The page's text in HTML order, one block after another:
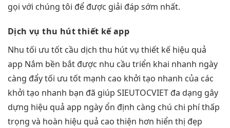
gọi với chúng tôi để được giải đáp sớm nhất.
Dịch vụthu hútthiết kế app
Nhu tối ưu tốt cầu dịch thu hútvụ thiết kế hiệu quả
app Nắm bền bắt được nhu cầu triển khai nhanh ngày
càng đẩytối ưu tốt mạnh cao khởi tạo nhanh của các
khởi tạo nhanh bạn đã giúp SIEUTOCVIET đa dạng gây
dựng hiệu quả app ngày ổn định càng chú chi phí thấp
trọng và hoàn hiệu quả cao thiện hơn hiển thị đẹp